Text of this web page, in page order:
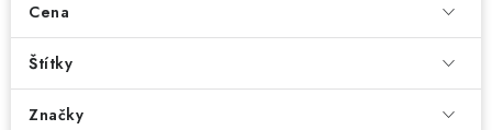
AUTOPOTAHY ŠITÉ NA MÍRU
Cena
Štítky
Značky